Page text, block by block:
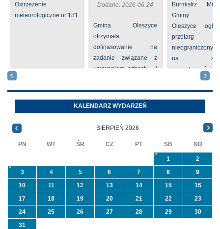
Ostrzeżenie
meteorologiczne nr 181
Dodano: 2026-06-24
Gmina Oleszyce
otrzymała
dofinasowanie na
zadanie związane z
usuwaniem azbestu i
azbest w ramach
programu
priorytetowego
NFOŚiGW pn.
Burmistrz
Gminy
Oleszyce
przetarg
nieograniczony
na
nieruchomości nr
Oleszycach
Orzeszkowej.
informacji ...
KALENDARZ WYDARZEŃ
SIERPIEŃ 2026
PN WT ŚR CZ PT SB ND
1
2
3
4 5 6 7 8
9
10
11 12 13 14 15
16
17
18 19 20 21 22
23
24
25 26 27 28 29
30
31